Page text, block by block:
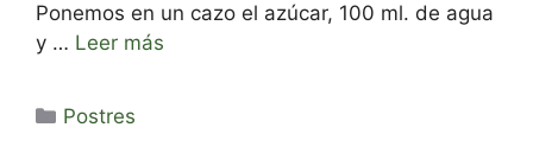
Ponemos en un cazo el azúcar, 100 ml. de agua
y … Leer más
Categorías
Postres